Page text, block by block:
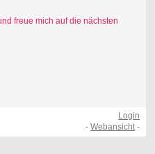
freue mich auf die nächsten
Login
-Webansicht-